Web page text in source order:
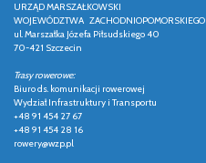
URZĄD MARSZAŁKOWSKI
WOJEWÓDZTWA ZACHODNIOPOMORSKIEGO
ul. Marszałka Józefa Piłsudskiego 40
70-421 Szczecin
Trasy rowerowe:
Biuro ds. komunikacji rowerowej
Wydział Infrastruktury i Transportu
+48 91 454 27 67
+48 91 454 28 16
rowery@wzp.pl